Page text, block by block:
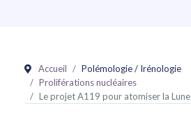
Accueil
Polémologie / Irénologie
Proliférations nucléaires
Le projet A119 pour atomiser la Lune